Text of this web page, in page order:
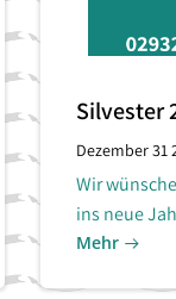
Silvester
Dezember 31
Wir
ins neue
Mehr